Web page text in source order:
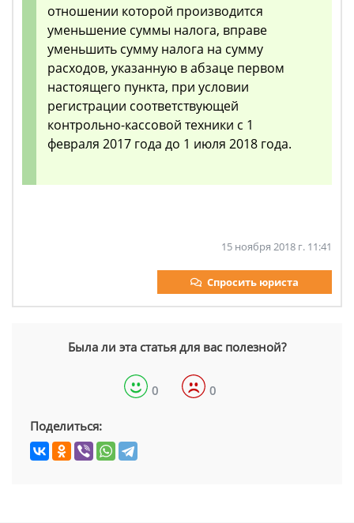
отношении которой производится
уменьшение суммы налога, вправе
уменьшить сумму налога на сумму
расходов, указанную в абзаце первом
настоящего пункта, при условии
регистрации соответствующей
контрольно-кассовой техники с 1
февраля 2017 года до 1 июля 2018 года.
15 ноября 2018 г. 11:41
Спросить юриста
Была ли эта статья для вас полезной?
0 0
Поделиться: